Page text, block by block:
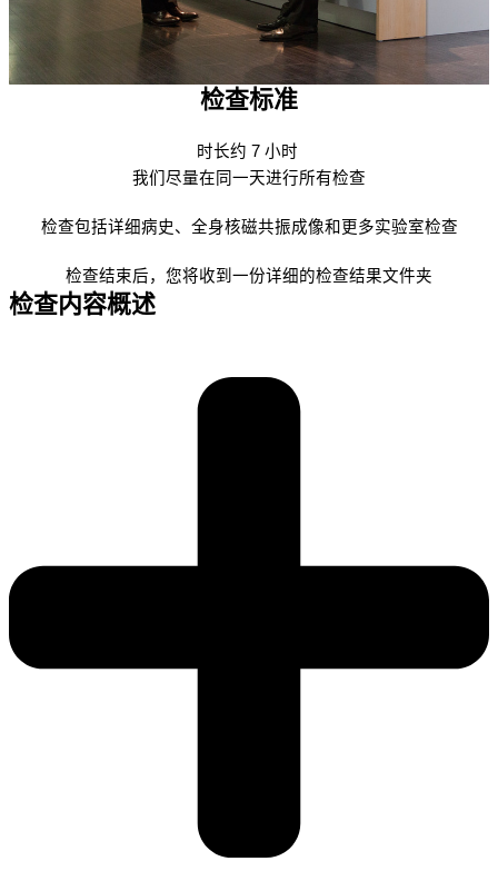
检查标准
时长约 7 小时
我们尽量在同一天进行所有检查
检查包括详细病史、全身核磁共振成像和更多实验室检查
检查结束后，您将收到一份详细的检查结果文件夹
检查内容概述